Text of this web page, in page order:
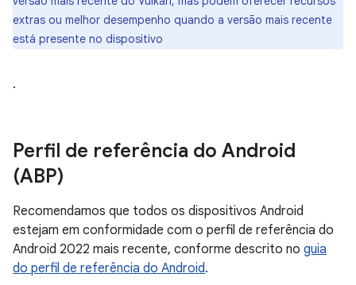
extras ou melhor desempenho quando a versão mais recente
está presente no dispositivo
.
Perfil de referência do Android
(ABP)
Recomendamos que todos os dispositivos Android
estejam em conformidade com o perfil de referência do
Android 2022 mais recente, conforme descrito no guia
do perfil de referência do Android.